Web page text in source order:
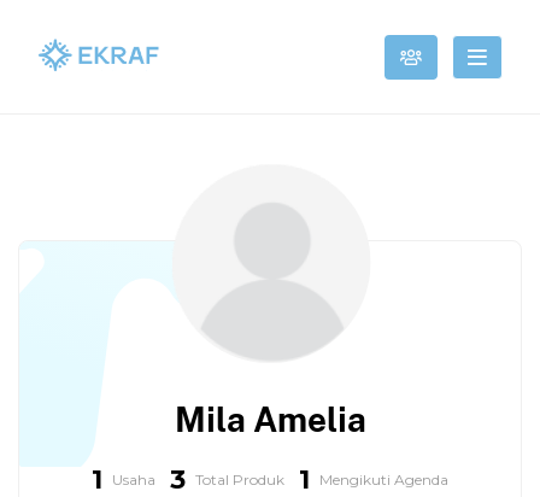
Mila Amelia
1 Usaha 3 Total Produk 1 Mengikuti Agenda